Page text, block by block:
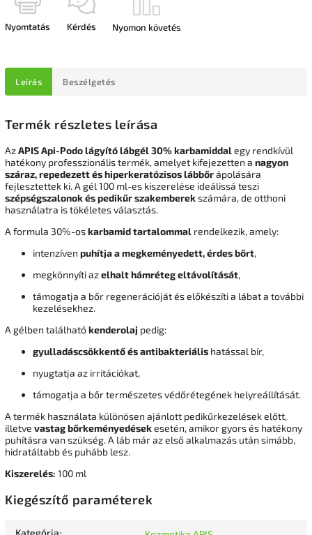
Nyomtatás Kérdés Nyomon követés
Leírás Beszélgetés
Termék részletes leírása
AzAPIS Api-Podo lágyító lábgél 30% karbamiddalegy rendkívül
hatékony professzionális termék, amelyet kifejezetten a nagyon
száraz, repedezett és hiperkeratózisos lábbőrápolására
fejlesztettek ki. A gél 100 ml-es kiszerelése ideálissá teszi
szépségszalonok és pedikűr szakemberekszámára, de otthoni
használatra is tökéletes választás.
A formula 30%-oskarbamid tartalommal rendelkezik, amely:
intenzíven puhítja a megkeményedett, érdes bőrt,
megkönnyíti azelhalt hámréteg eltávolítását,
támogatja a bőr regenerációját és előkészíti a lábat a további
kezelésekhez.
A gélben találhatókenderolaj pedig:
gyulladáscsökkentő és antibakteriális hatással bír,
nyugtatja az irritációkat,
támogatja a bőr természetes védőrétegének helyreállítását.
A termék használata különösen ajánlott pedikűrkezelések előtt,
illetve vastag bőrkeményedésekesetén, amikor gyors és hatékony
puhításra van szükség. A láb már az első alkalmazás után simább,
hidratáltabb és puhább lesz.
Kiszerelés: 100 ml
Kiegészítő paraméterek